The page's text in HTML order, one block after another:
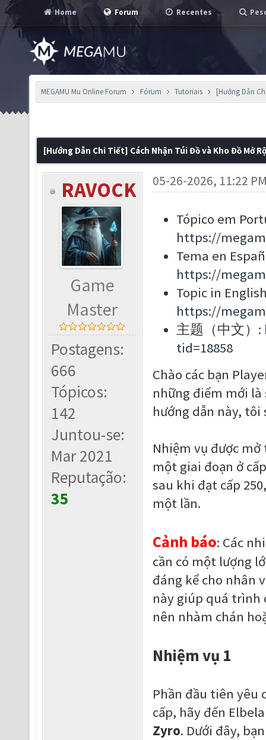
Home Forum Recentes
MEGAMU Mu Online Forum Fórum Tutoriais [Hướng Dẫn
[Hướng Dẫn Chi Tiết] Cách Nhận Túi Đồ và Kho Đồ Mở
RAVOCK
Game
Master
Postagens:
666
Tópicos:
142
Juntou-se:
Mar 2021
Reputação:
35
05-26-2026, 11:22
Tópico em
https://
Tema en
https://
Topic in
https://
主题（中文）:
tid=18858
Chào các bạn
những điểm mới là
hướng dẫn này, tôi
Nhiệm vụ được mở
một giai đoạn ở
sau khi đạt cấp
một lần.
Cảnh báo: Các
cần có một lượng
đáng kể cho nhân
này giúp quá trình
nên nhàm chán
Nhiệm vụ 1
Phần đầu tiên yêu
cấp, hãy đến
Zyro. Dưới đây,